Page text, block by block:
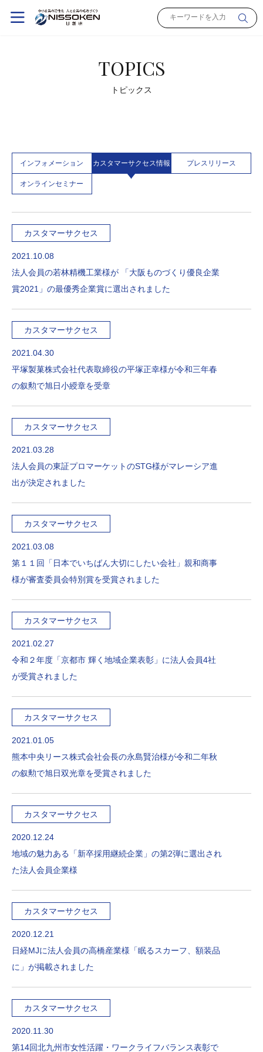
TOPICS
トピックス
インフォメーション カスタマーサクセス情報 プレスリリース
オンラインセミナー
カスタマーサクセス
2021.10.08
法人会員の若林精機工業様が 「大阪ものづくり優良企業
賞2021」の最優秀企業賞に選出されました
カスタマーサクセス
2021.04.30
平塚製菓株式会社代表取締役の平塚正幸様が令和三年春
の叙勲で旭日小綬章を受章
カスタマーサクセス
2021.03.28
法人会員の東証プロマーケットのSTG様がマレーシア進
出が決定されました
カスタマーサクセス
2021.03.08
第１１回「日本でいちばん大切にしたい会社」親和商事
様が審査委員会特別賞を受賞されました
カスタマーサクセス
2021.02.27
令和２年度「京都市 輝く地域企業表彰」に法人会員4社
が受賞されました
カスタマーサクセス
2021.01.05
熊本中央リース株式会社会長の永島賢治様が令和二年秋
の叙勲で旭日双光章を受賞されました
カスタマーサクセス
2020.12.24
地域の魅力ある「新卒採用継続企業」の第2弾に選出され
た法人会員企業様
カスタマーサクセス
2020.12.21
日経MJに法人会員の高橋産業様「眠るスカーフ、額装品
に」が掲載されました
カスタマーサクセス
2020.11.30
第14回北九州市女性活躍・ワークライフバランス表彰で